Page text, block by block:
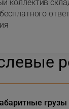
коллектив
грузы